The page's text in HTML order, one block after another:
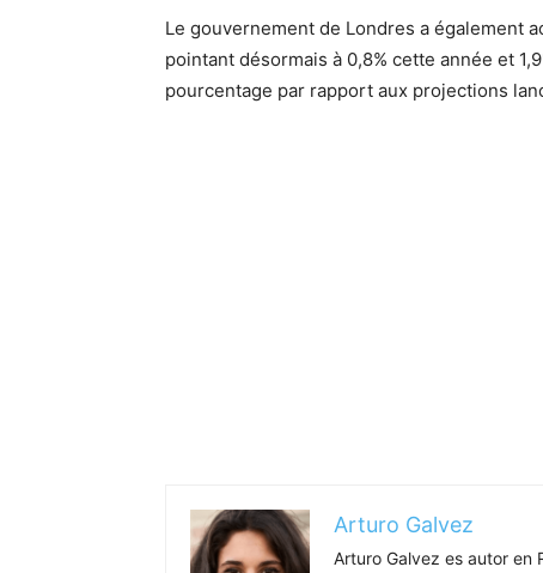
Le gouvernement de Londres a également
pointant désormais à 0,8% cette année et
pourcentage par rapport aux projections
Arturo Galvez
Arturo Galvez es autor en